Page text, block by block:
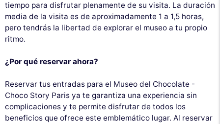
tiempo para disfrutar plenamente de su visita. La duración
media de la visita es de aproximadamente 1 a 1,5 horas,
pero tendrás la libertad de explorar el museo a tu propio
ritmo.
¿Por qué reservar ahora?
Reservar tus entradas para el Museo del Chocolate -
Choco Story Paris ya te garantiza una experiencia sin
complicaciones y te permite disfrutar de todos los
beneficios que ofrece este emblemático lugar. Al reservar